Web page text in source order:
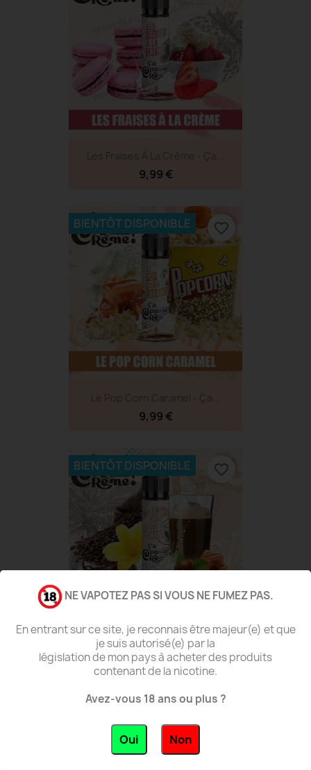
Les Fraises À La Crème - Ça...
9,99 €
Le Pop Corn Caramel - Ça...
9,99 €
BIENTÔT DISPONIBLE favorite_border
Le Café Gourmand - Ça Passe...
9,99 €
BIENTÔT DISPONIBLE favorite_border
NE VAPOTEZ PAS SI VOUS NE FUMEZ PAS.
En entrant sur ce site, je reconnais être majeur(e) et que
je suis autorisé(e) par la
législation de mon pays à acheter des produits
contenant de la nicotine.
Avez-vous 18 ans ou plus ?
Oui Non